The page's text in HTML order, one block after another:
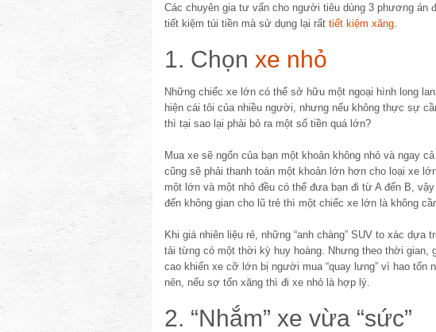
Các chuyên gia tư vấn cho người tiêu dùng 3 phương án
tiết kiệm túi tiền mà sử dụng lại rất tiết kiệm xăng
1. Chọn xe nhỏ
Những chiếc xe lớn có thể sở hữu một ngoại hình long
hiện cái tôi của nhiều người, nhưng nếu không thực sự
thì tại sao lại phải bỏ ra một số tiền quá lớn?
Mua xe sẽ ngốn của bạn một khoản không nhỏ và ngay
cũng sẽ phải thanh toán một khoản lớn hơn cho loại xe
một lớn và một nhỏ đều có thể đưa bạn đi từ A đến B,
đến không gian cho lũ trẻ thì một chiếc xe lớn là không
Khi giá nhiên liệu rẻ, những “anh chàng” SUV to xác dựa
tải từng có một thời kỳ huy hoàng. Nhưng theo thời gian,
cao khiến xe cỡ lớn bị người mua “quay lưng” vì hao tốn
nên, nếu sợ tốn xăng thì đi xe nhỏ là hợp lý.
2. “Nhắm” xe vừa “sức”